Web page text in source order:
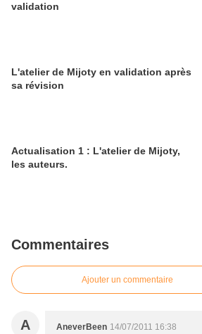
validation
L'atelier de Mijoty en validation après
sa révision
Actualisation 1 : L'atelier de Mijoty,
les auteurs.
Commentaires
Ajouter un commentaire
A AneverBeen 14/07/2011 16:38